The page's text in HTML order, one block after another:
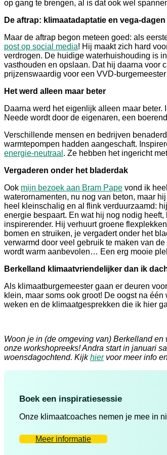
op gang te brengen, al is dat ook wel
De aftrap: klimaatadaptatie en vega-dagen
Maar de aftrap begon meteen goed: als
post op social media! Hij maakt zich hard
verdrogen. De huidige waterhuishouding is
vasthouden en opslaan. Dat hij daarna voor
prijzenswaardig voor een VVD-
Het werd alleen maar beter
Daarna werd het eigenlijk alleen maar beter.
Neede wordt door de eigenaren, een
Verschillende mensen en bedrijven
warmtepompen hadden aangeschaft.
energie-neutraal . Ze hebben het ingericht
Vergaderen onder het bladerdak
Ook mijn bezoek aan Bram Pape vond ik
waterornamenten, nu nog van beton, maar
heel kleinschalig en al flink verduurzaamd:
energie bespaart. En wat hij nog nodig
inspirerender. Hij verhuurt groene
bomen en struiken, je vergadert onder het
verwarmd door veel gebruik te maken van
wordt warm aanbevolen… Een erg mooie
Berkelland klimaatvriendelijker dan ik
Als klimaatburgemeester gaan er deuren
klein, maar soms ook groot! De oogst na
weken en de klimaatgesprekken die ik hier
Woon je in (de omgeving van) Berkelland
onze workshopreeks! Andra start in januari
woensdagochtend. Kijkhiervoor meer info
Boek een inspiratiesessie
Onze klimaatcoaches nemen je mee in
Meer informatie